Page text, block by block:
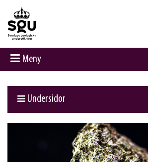
Meny
Undersidor